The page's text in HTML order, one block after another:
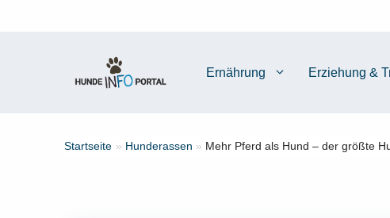
Ernährung Erziehung &
Startseite » Hunderassen » Mehr Pferd als Hund – der größte